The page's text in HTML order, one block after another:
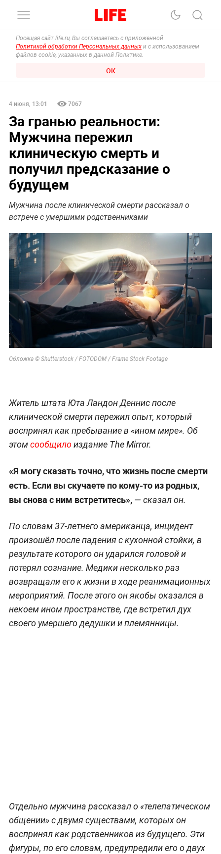
Посещая сайт life.ru, Вы соглашаетесь с приложенной
Политикой обработки Персональных данных и с использованием
файлов cookie, указанных в данной Политике.
ОК
4 июня, 13:01 7067
За гранью реальности:
Мужчина пережил
клиническую смерть и
получил предсказание о
будущем
Мужчина после клинической смерти рассказал о
встрече с умершими родственниками
Обложка © Shutterstock / FOTODOM / Frame Stock Footage
Житель штата Юта Ландон Деннис после
клинической смерти пережил опыт, который
воспринял как пребывание в «ином мире». Об
этомсообщилоиздание The Mirror.
«Я могу сказать точно, что жизнь после смерти
есть. Если вы скучаете по кому-то из родных,
вы снова с ним встретитесь»,— сказал он.
По словам 37-летнего американца, инцидент
произошёл после падения с кухонной стойки, в
результате которого он ударился головой и
потерял сознание. Медики несколько раз
возвращали его к жизни в ходе реанимационных
мероприятий. После этого он якобы оказался в
некоем ином пространстве, где встретил дух
своего умершего дедушки и племянницы.
Отдельно мужчина рассказал о «телепатическом
общении» с двумя существами, которых он
воспринял как родственников из будущего. Эти
фигуры, по его словам, предупредили его о двух